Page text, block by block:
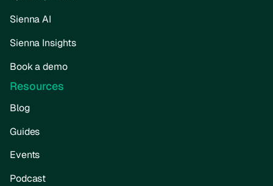
Sienna AI
Sienna Insights
Book a demo
Resources
Blog
Guides
Events
Podcast